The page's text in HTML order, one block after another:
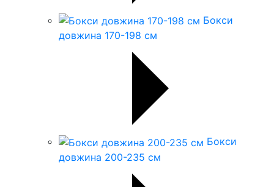
Бокси
довжина 170-198 см
Бокси
довжина 200-235 см